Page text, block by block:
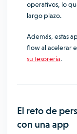
operativos, lo
largo plazo.
Además, estas
flow al acelerar
su tesorería.
El reto de
con una app